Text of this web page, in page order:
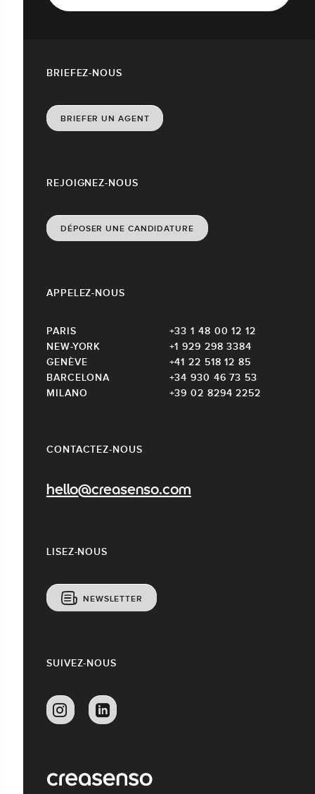
CONTACTEZ-NOUS
hello@creasenso.com
REJOIGNEZ-NOUS
DÉPOSER UNE CANDIDATURE
LISEZ-NOUS
NEWSLETTER
APPELEZ-NOUS
PARIS
+33 1 48 00 12 12
NEW-YORK
+1 929 298 3384
GENÈVE
+41 22 518 12 85
BARCELONA
+34 930 46 73 53
MILANO
+39 02 8294 2252
BRIEFEZ-NOUS
BRIEFER UN AGENT
SUIVEZ-NOUS